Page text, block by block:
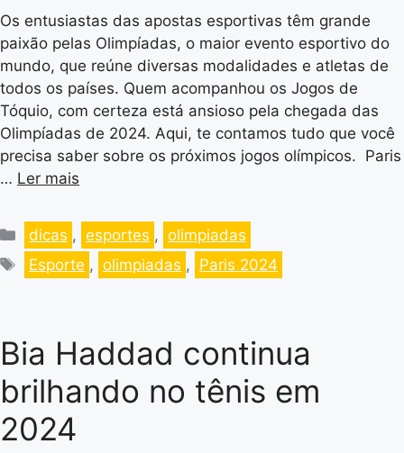
Os entusiastas das apostas esportivas têm grande
paixão pelas Olimpíadas, o maior evento esportivo do
mundo, que reúne diversas modalidades e atletas de
todos os países. Quem acompanhou os Jogos de
Tóquio, com certeza está ansioso pela chegada das
Olimpíadas de 2024. Aqui, te contamos tudo que você
precisa saber sobre os próximos jogos olímpicos. Paris
… Ler mais
dicas , esportes , olimpiadas
Esporte , olimpiadas , Paris 2024
Bia Haddad continua
brilhando no tênis em
2024